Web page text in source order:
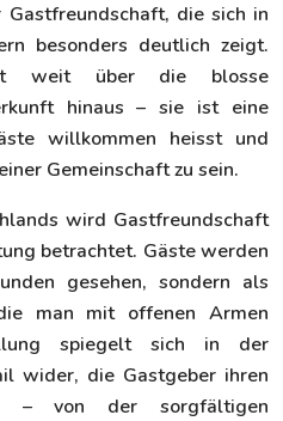
die sich in
besonders deutlich zeigt.
weit über die blosse
hinaus – sie ist eine
willkommen heisst und
Gemeinschaft zu sein.
wird Gastfreundschaft
betrachtet. Gäste werden
gesehen, sondern als
man mit offenen Armen
spiegelt sich in der
wider, die Gastgeber ihren
– von der sorgfältigen